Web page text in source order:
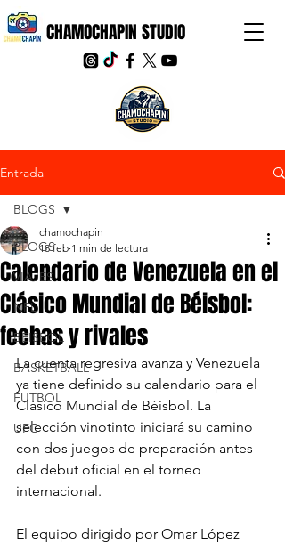
CHAMOCHAPIN STUDIO
Entrada
BLOGS
VIAJES
NFL
BEISBOL
BASKETBALL
FUTBOL
UFC
BLOGS
Calendario de Venezuela en el
Clásico Mundial de Béisbol:
fechas y rivales
chamochapin
18 feb 1 min de lectura
La cuenta regresiva avanza y Venezuela
ya tiene definido su calendario para el
Clásico Mundial de Béisbol. La
selección vinotinto iniciará su camino
con dos juegos de preparación antes
del debut oficial en el torneo
internacional.
El equipo dirigido por Omar López